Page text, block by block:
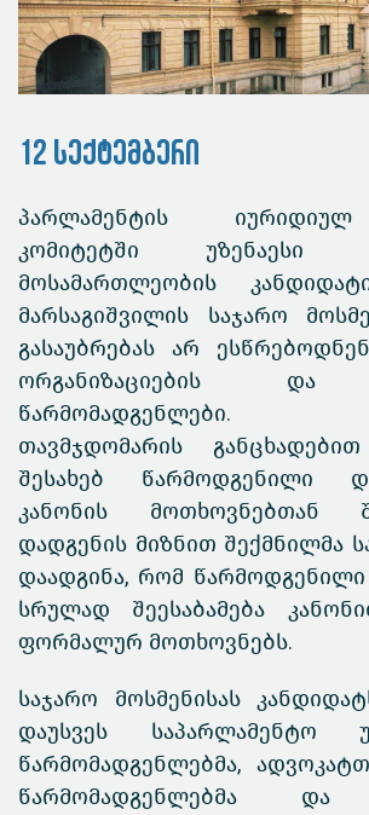
12 სექტემბერი
პარლამენტის
კომიტეტში უზენაესი
მოსამართლეობის
მარსაგიშვილის საჯარო
გასაუბრებას არ
ორგანიზაციების და
წარმომადგენლები.
თავმჯდომარის
შესახებ წარმოდგენილი
კანონის მოთხოვნებთან
დადგენის მიზნით შექმნილმა
დაადგინა, რომ
სრულად შეესაბამება
ფორმალურ მოთხოვნებს.
საჯარო მოსმენისას
დაუსვეს საპარლამენტო
წარმომადგენლებმა,
წარმომადგენლებმა და